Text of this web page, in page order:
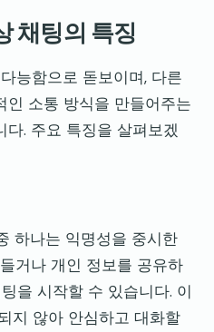
채팅의 특징
능함으로 돋보이며, 다른
인 소통 방식을 만들어주는
. 주요 특징을 살펴보겠
하나는 익명성을 중시한
거나 개인 정보를 공유하
을 시작할 수 있습니다. 이
지 않아 안심하고 대화할